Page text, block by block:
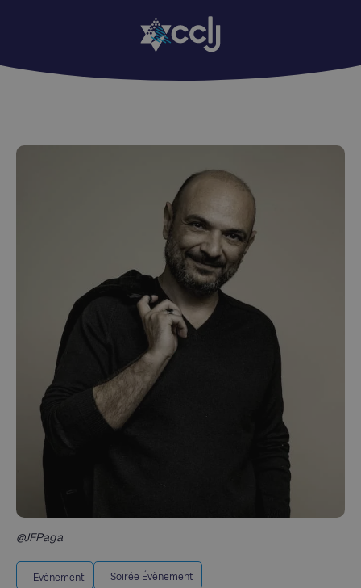
@JFPaga
Evènement Soirée Évènement